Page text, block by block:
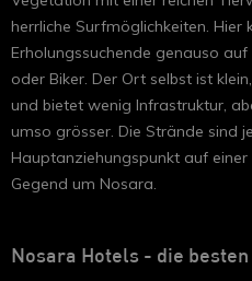
herrliche Surfmöglichkeiten. Hier
Erholungssuchende genauso
oder Biker. Der Ort selbst ist
und bietet wenig Infrastruktur,
umso grösser. Die Strände sind
Hauptanziehungspunkt auf einer
Gegend um Nosara.
Nosara Hotels - die